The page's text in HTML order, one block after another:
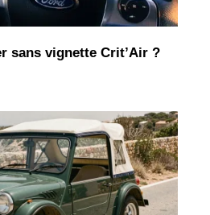
sans vignette Crit’Air ?